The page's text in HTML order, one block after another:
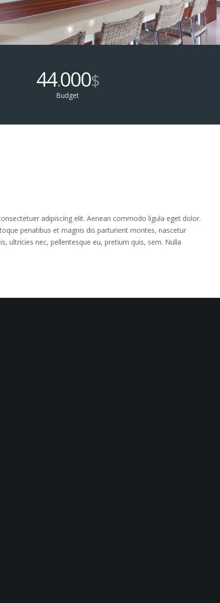
44.000$
Budget
adipiscing elit. Aenean commodo ligula eget dolor.
penatibus et magnis dis parturient montes, nascetur
ultricies nec, pellentesque eu, pretium quis, sem. Nulla